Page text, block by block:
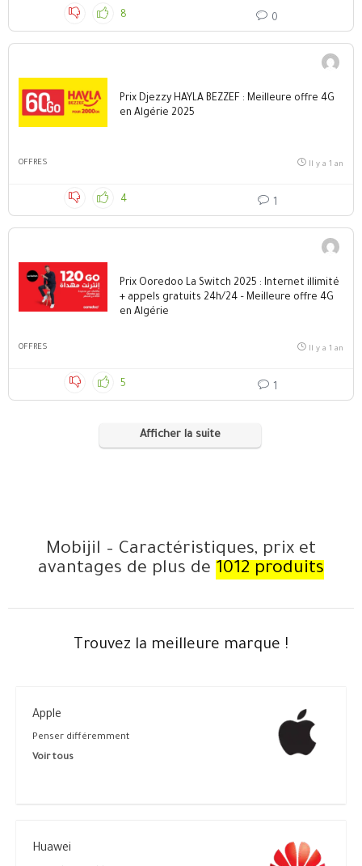
8 0
Prix Djezzy HAYLA BEZZEF : Meilleure offre 4G
en Algérie 2025
OFFRES Il y a 1 an
4 1
Prix Ooredoo La Switch 2025 : Internet illimité
+ appels gratuits 24h/24 – Meilleure offre 4G
en Algérie
OFFRES Il y a 1 an
5 1
Afficher la suite
Mobijil – Caractéristiques, prix et
avantages de plus de 1012 produits
Trouvez la meilleure marque !
Apple
Penser différemment
Voir tous
Huawei